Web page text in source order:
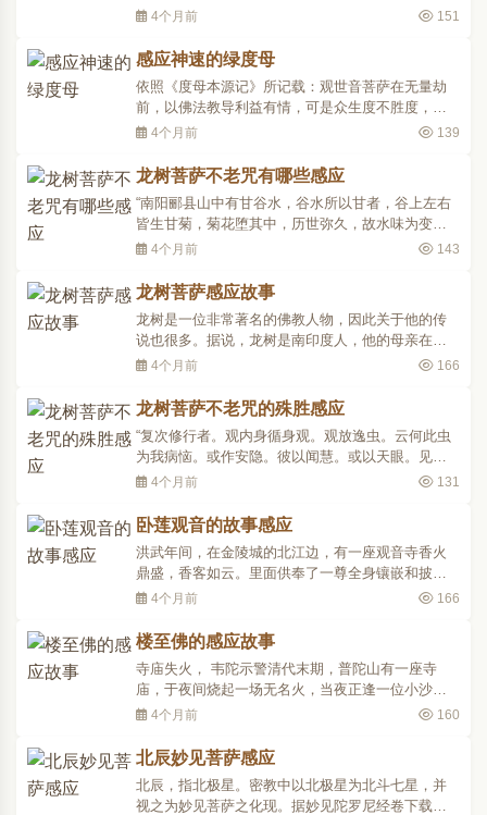
乎最高处的眷属厢房，有一间就是乾隆皇帝母亲当
母像。诺那活佛的老弟子、一百岁的绿度母本尊女
成就者方于老教授说过：“阿弥陀佛就像国家主席，
观世音菩萨就像..
4个月前 151
感应神速的绿度母
依照《度母本源记》所记载：观世音菩萨在无量劫
前，以佛法教导利益有情，可是众生度不胜度，菩
萨因为悲悯众生而落泪，泪滴变成莲花再化现成绿
我发誓作为您的助手，众生虽然无量，我的誓愿也
无量。”这就是圣救度母名称的由来。绿救度母，二
十一是个化身..
4个月前 139
龙树菩萨不老咒有哪些感应
“南阳郦县山中有甘谷水，谷水所以甘者，谷上左右
皆生甘菊，菊花堕其中，历世弥久，故水味为变。
其临此谷中居民，皆不穿井，悉食甘谷水，食者无
年人，得此菊力也。故司空王畅太尉刘宽太傅袁
隗，皆为南阳太守，每到官，常使郦县月送甘谷水
四十斛以为饮食。..
4个月前 143
龙树菩萨感应故事
龙树是一位非常著名的佛教人物，因此关于他的传
说也很多。据说，龙树是南印度人，他的母亲在一
棵树下将他生下，他的老师姓龙，故取名龙树。龙
背如流。他自幼遍学婆罗门教及其它外道经文，到
青年时代已是学富五车，名气很大。有一年，龙树
和几个朋友从一个..
4个月前 166
龙树菩萨不老咒的殊胜感应
“复次修行者。观内身循身观。观放逸虫。云何此虫
为我病恼。或作安隐。彼以闻慧。或以天眼。见放
逸虫。住于顶上。若至脑门。令人疾病。若至顶
若住本处。病则不生。是名观于放逸之虫。观放逸
虫已。如实知身。”“复次修行者。内身循身观。见有
肿虫行于身中..
4个月前 131
卧莲观音的故事感应
洪武年间，在金陵城的北江边，有一座观音寺香火
鼎盛，香客如云。里面供奉了一尊全身镶嵌和披挂
着各种金银宝石的观世音菩萨像，大大小小约有千
黑风高的夜晚，一伙盗贼盗走了菩萨宝像。盗贼们
的目的很简单，就是想得到镶嵌在菩萨身上的千件
金银宝物。他们把..
4个月前 166
楼至佛的感应故事
寺庙失火， 韦陀示警清代末期，普陀山有一座寺
庙，于夜间烧起一场无名火，当夜正逢一位小沙弥
睡在韦驮佛像之下，梦中看见一位身穿金甲，状似
小沙弥忽然惊醒，果然看见寺中大火焚烧，情急之
下，扛起韦驮塑像，就往庙门外跑。 大火猖狂至
极，经过一夜焚烧，..
4个月前 160
北辰妙见菩萨感应
北辰，指北极星。密教中以北极星为北斗七星，并
视之为妙见菩萨之化现。据妙见陀罗尼经卷下载，